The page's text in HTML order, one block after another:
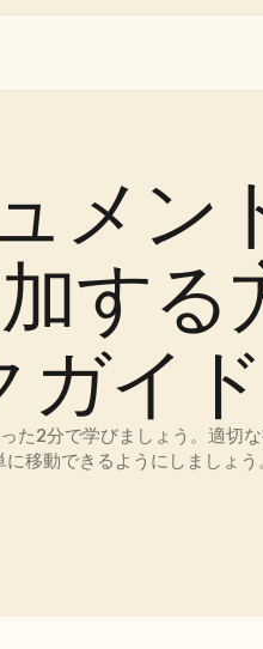
メン
する
ガイド
た2分で学びましょう。適切
移動できるようにしましょう